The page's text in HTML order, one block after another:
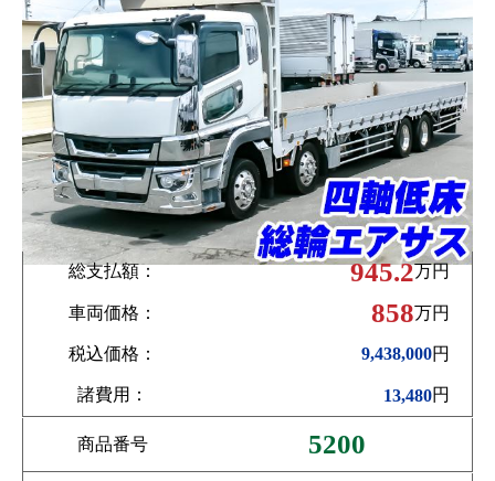
総支払額： 945.2万円
車両価格： 858万円
税込価格： 9,438,000円
諸費用： 13,480円
商品番号 5200